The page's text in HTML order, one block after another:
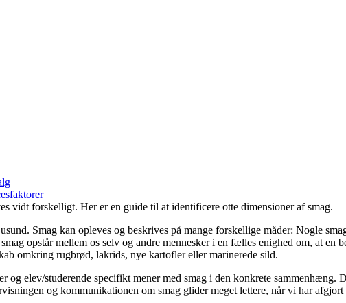
vidt forskelligt. Her er en guide til at identificere otte dimensioner af smag.
Smag kan opleves og beskrives på mange forskellige måder: Nogle
opstår mellem os selv og andre mennesker i en fælles enighed om, at en
omkring rugbrød, lakrids, nye kartofler eller marinerede sild.
elev/studerende specifikt mener med smag i den konkrete sammenhæng.
og kommunikationen om smag glider meget lettere, når vi har